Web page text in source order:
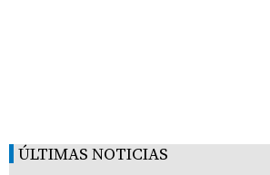
ÚLTIMAS NOTICIAS